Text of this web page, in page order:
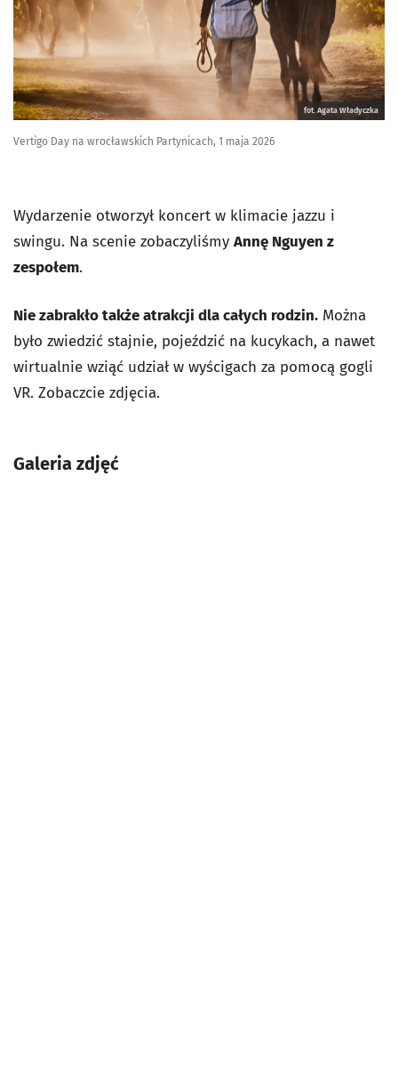
fot. Agata Władyczka
Vertigo Day na wrocławskich Partynicach, 1 maja 2026
Wydarzenie otworzył koncert w klimacie jazzu i
swingu. Na scenie zobaczyliśmy Annę Nguyen z
zespołem.
Nie zabrakło także atrakcji dla całych rodzin. Można
było zwiedzić stajnie, pojeździć na kucykach, a nawet
wirtualnie wziąć udział w wyścigach za pomocą gogli
VR. Zobaczcie zdjęcia.
Galeria zdjęć